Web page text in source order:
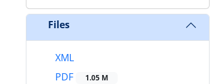
Files
XML
PDF
1.05 M